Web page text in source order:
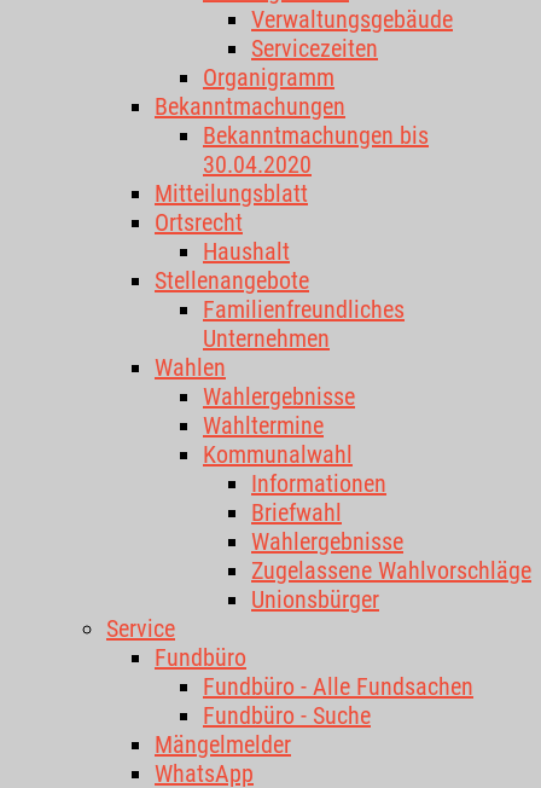
Verwaltungsgebäude
Servicezeiten
Organigramm
Bekanntmachungen
Bekanntmachungen bis
30.04.2020
Mitteilungsblatt
Ortsrecht
Haushalt
Stellenangebote
Familienfreundliches
Unternehmen
Wahlen
Wahlergebnisse
Wahltermine
Kommunalwahl
Informationen
Briefwahl
Wahlergebnisse
Zugelassene Wahlvorschläge
Unionsbürger
Service
Fundbüro
Fundbüro - Alle Fundsachen
Fundbüro - Suche
Mängelmelder
WhatsApp